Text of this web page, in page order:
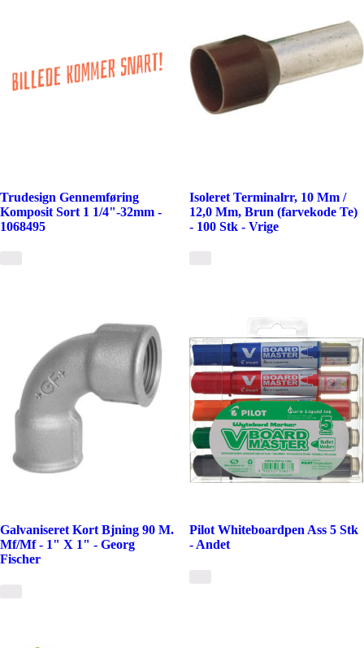
Trudesign Gennemføring
Komposit Sort 1 1/4"-32mm -
1068495
Isoleret Terminalrr, 10 Mm /
12,0 Mm, Brun (farvekode Te)
- 100 Stk - Vrige
Galvaniseret Kort Bjning 90 M.
Mf/Mf - 1" X 1" - Georg
Fischer
Pilot Whiteboardpen Ass 5 Stk
- Andet